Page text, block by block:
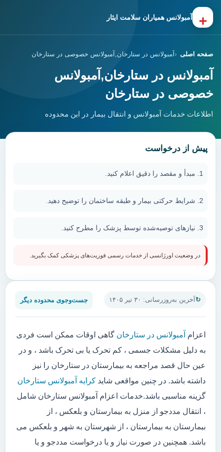
+ آمبولانس همیاران سلامت ایثار
صفحه اصلی آمبولانس در ستارخان,آمبولانس خصوصی در ستارخان
آمبولانس در ستارخان,آمبولانس
خصوصی در ستارخان
اطلاعات خدمات آمبولانس و انتقال بیمار در این محدوده
آخرین به‌روزرسانی: ۳۰ تیر ۱۴۰۵ جست‌وجوی محدوده دیگر
اعزام آمبولانس در ستارخان گاهی اوقات ممکن است فردی
به دلیل مشکلات جسمی ، کم تحرک یا بی تحرک باشد ، و در
عین حال قصد مراجعه به بیمارستان در ستارخان را نیز
داشته باشد. در چنین مواقعی شاید کرایه آمبولانس ستارخان
گزینه مناسبی باشد.خدمات اعزام آمبولانس ستارخان شامل
، انتقال مددجو از منزل به بیمارستان و بلعکس ، از
بیمارستان به بیمارستان ، از شهرستان به شهر و بلعکس می
باشد. همچنین در صورت نیاز و یا درخواست مددجو و یا
پیش از درخواست
مبدأ و مقصد را دقیق اعلام کنید.
شرایط حرکتی بیمار و طبقه ساختمان را توضیح دهید.
نیازهای توصیه‌شده توسط پزشک را مطرح کنید.
در وضعیت اورژانسی از خدمات رسمی فوریت‌های پزشکی کمک بگیرید.